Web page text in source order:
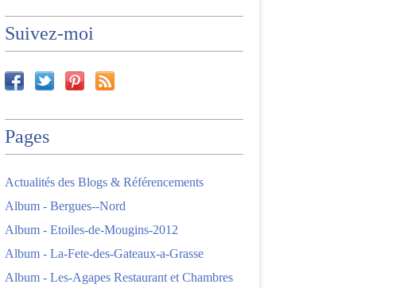
Suivez-moi
Pages
Actualités des Blogs & Référencements
Album - Bergues--Nord
Album - Etoiles-de-Mougins-2012
Album - La-Fete-des-Gateaux-a-Grasse
Album - Les-Agapes Restaurant et Chambres